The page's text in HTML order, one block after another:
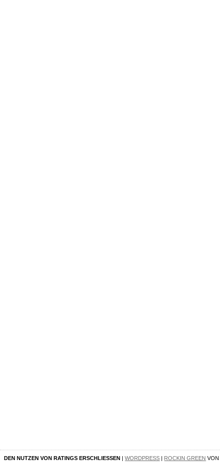
DEN NUTZEN VON RATINGS ERSCHLIESSEN |WORDPRESS | ROCKIN GREEN